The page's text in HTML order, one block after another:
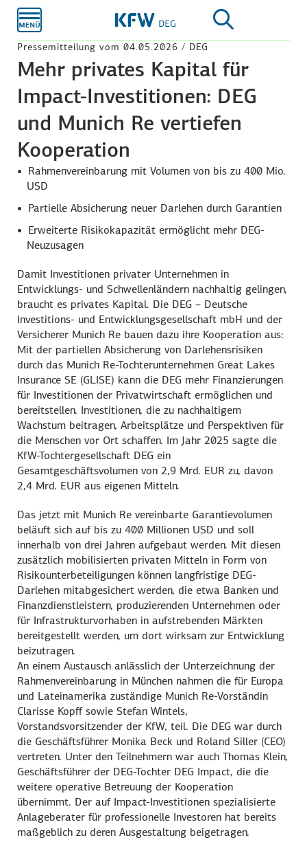
Hauptinhalt
Pressemitteilung vom 04.05.2026 / DEG
Mehr privates Kapital für
Impact-Investitionen: DEG
und Munich Re vertiefen
Kooperation
Rahmenvereinbarung mit Volumen von bis zu 400 Mio.
USD
Partielle Absicherung neuer Darlehen durch Garantien
Erweiterte Risikokapazität ermöglicht mehr DEG-
Neuzusagen
Damit Investitionen privater Unternehmen in
Entwicklungs- und Schwellenländern nachhaltig gelingen,
braucht es privates Kapital. Die DEG – Deutsche
Investitions- und Entwicklungsgesellschaft mbH und der
Versicherer Munich Re bauen dazu ihre Kooperation aus:
Mit der partiellen Absicherung von Darlehensrisiken
durch das Munich Re-Tochterunternehmen Great Lakes
Insurance SE (GLISE) kann die DEG mehr Finanzierungen
für Investitionen der Privatwirtschaft ermöglichen und
bereitstellen. Investitionen, die zu nachhaltigem
Wachstum beitragen, Arbeitsplätze und Perspektiven für
die Menschen vor Ort schaffen. Im Jahr 2025 sagte die
KfW-Tochtergesellschaft DEG ein
Gesamtgeschäftsvolumen von 2,9 Mrd. EUR zu, davon
2,4 Mrd. EUR aus eigenen Mitteln.
Das jetzt mit Munich Re vereinbarte Garantievolumen
beläuft sich auf bis zu 400 Millionen USD und soll
innerhalb von drei Jahren aufgebaut werden. Mit diesen
zusätzlich mobilisierten privaten Mitteln in Form von
Risikounterbeteiligungen können langfristige DEG-
Darlehen mitabgesichert werden, die etwa Banken und
Finanzdienstleistern, produzierenden Unternehmen oder
für Infrastrukturvorhaben in aufstrebenden Märkten
bereitgestellt werden, um dort wirksam zur Entwicklung
beizutragen.
An einem Austausch anlässlich der Unterzeichnung der
Rahmenvereinbarung in München nahmen die für Europa
und Lateinamerika zuständige Munich Re-Vorständin
Clarisse Kopff sowie Stefan Wintels,
Vorstandsvorsitzender der KfW, teil. Die DEG war durch
die Geschäftsführer Monika Beck und Roland Siller (CEO)
vertreten. Unter den Teilnehmern war auch Thomas Klein,
Geschäftsführer der DEG-Tochter DEG Impact, die die
weitere operative Betreuung der Kooperation
übernimmt. Der auf Impact-Investitionen spezialisierte
Anlageberater für professionelle Investoren hat bereits
maßgeblich zu deren Ausgestaltung beigetragen.